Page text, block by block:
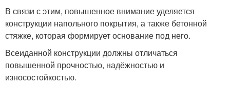
В связи с этим, повышенное внимание уделяется
конструкции напольного покрытия, а также бетонной
стяжке, которая формирует основание под него.
Всеиданной конструкции должны отличаться
повышенной прочностью, надёжностью и
износостойкостью.